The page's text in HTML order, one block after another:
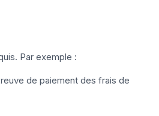
Par exemple :
de paiement des frais de